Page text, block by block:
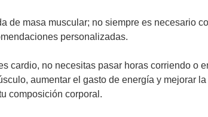
masa muscular; no siempre es necesario
personalizadas.
cardio, no necesitas pasar horas corriendo o
aumentar el gasto de energía y mejorar
composición corporal.